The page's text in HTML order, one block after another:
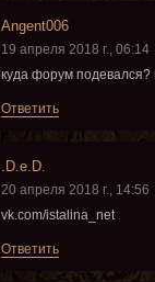
Angent006
19 апреля 2018 г., 06:14
куда форум
Ответить
.D.e.D.
20 апреля 2018 г., 14:56
vk.com/istalina_net
Ответить